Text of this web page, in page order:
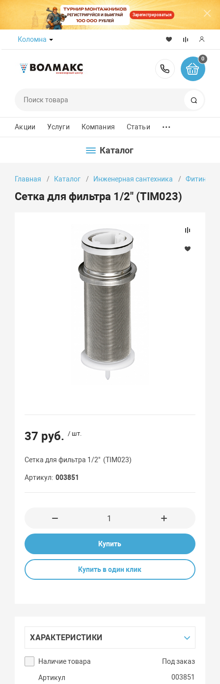
Зарегистрироваться
Коломна
8 (800)
0
Акции Услуги Компания Статьи ...
Каталог
Главная Каталог Инженерная сантехника Фитинги
Сетка для фильтра 1/2" (TIM023)
37 руб. / шт.
Сетка для фильтра 1/2" (TIM023)
Артикул 003851
Купить
Купить в один клик
ХАРАКТЕРИСТИКИ
Наличие товара Под заказ
Артикул 003851